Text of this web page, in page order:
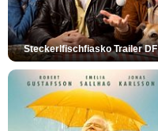
Steckerlfischfiasko Trailer DF